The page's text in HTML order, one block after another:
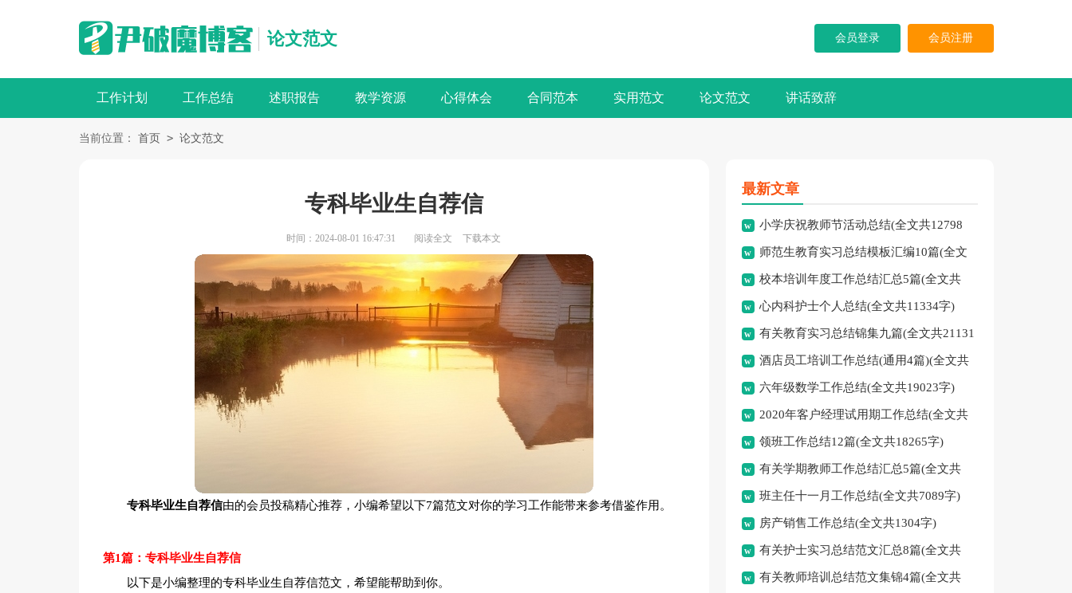
论文范文 会员登录 会员注册
工作计划 工作总结 述职报告 教学资源 心得体会 合同范本 实用范文 论文范文 讲话致辞
当前位置： 首页 > 论文范文
专科毕业生自荐信
时间：2024-08-01 16:47:31 阅读全文 下载本文
专科毕业生自荐信由的会员投稿精心推荐，小编希望以下7篇范文对你的学习工作能带来参考借鉴作用。
第1篇：专科毕业生自荐信
以下是小编整理的专科毕业生自荐信范文，希望能帮助到你。
最新文章
小学庆祝教师节活动总结(全文共12798
字) 师范生教育实习总结模板汇编10篇(全文
共16815字)
校本培训年度工作总结汇总5篇(全文共
13745字)
心内科护士个人总结(全文共11334字)
有关教育实习总结锦集九篇(全文共21131
字) 酒店员工培训工作总结(通用4篇)(全文共
5776字)
六年级数学工作总结(全文共19023字)
2020年客户经理试用期工作总结(全文共
10429字)
领班工作总结12篇(全文共18265字)
有关学期教师工作总结汇总5篇(全文共
6961字)
班主任十一月工作总结(全文共7089字)
房产销售工作总结(全文共1304字)
有关护士实习总结范文汇总8篇(全文共
9138字)
有关教师培训总结范文集锦4篇(全文共